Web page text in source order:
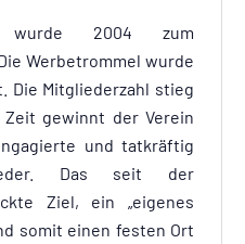
wurde 2004 zum
Werbetrommel wurde
Mitgliederzahl stieg
gewinnt der Verein
und tatkräftig
Das seit der
Ziel, ein „eigenes
somit einen festen Ort